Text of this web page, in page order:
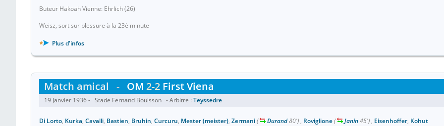
Buteur Hakoah Vienne: Ehrlich (26)
Weisz, sort sur blessure à la 23è minute
Plus d'infos
Match amical - OM 2-2 First Viena
19 Janvier 1936 - Stade Fernand Bouisson - Arbitre :Teyssedre
Di Lorto, Kurka, Cavalli, Bastien, Bruhin, Curcuru, Mester (meister), Zermani( Durand80') , Roviglione( Janin45') , Eisenhoffer, Kohut